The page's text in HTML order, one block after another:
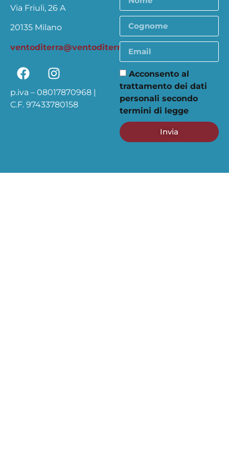
Via Friuli, 26 A
20135 Milano
ventoditerra@ventoditerra.org
p.iva – 08017870968 |
C.F. 97433780158
Acconsento al
trattamento dei dati
personali secondo
termini di legge
Invia